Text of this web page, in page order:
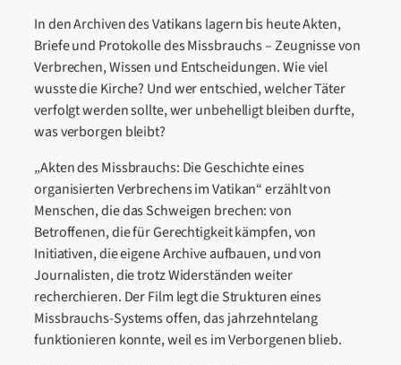
In den Archiven des Vatikans lagern bis heute Akten,
Briefe und Protokolle des Missbrauchs – Zeugnisse von
Verbrechen, Wissen und Entscheidungen. Wie viel
wusste die Kirche? Und wer entschied, welcher Täter
verfolgt werden sollte, wer unbehelligt bleiben durfte,
was verborgen bleibt?
„Akten des Missbrauchs: Die Geschichte eines
organisierten Verbrechens im Vatikan“ erzählt von
Menschen, die das Schweigen brechen: von
Betroffenen, die für Gerechtigkeit kämpfen, von
Initiativen, die eigene Archive aufbauen, und von
Journalisten, die trotz Widerständen weiter
recherchieren. Der Film legt die Strukturen eines
Missbrauchs-Systems offen, das jahrzehntelang
funktionieren konnte, weil es im Verborgenen blieb.